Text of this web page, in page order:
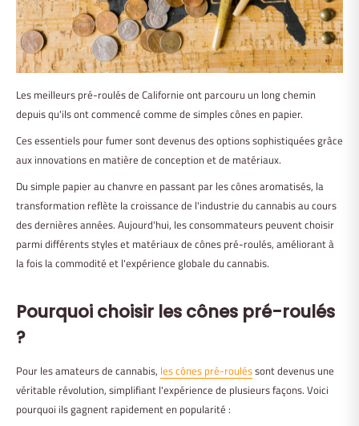
Les meilleurs pré-roulés de Californie ont parcouru un long chemin
depuis qu'ils ont commencé comme de simples cônes en papier.
Ces essentiels pour fumer sont devenus des options sophistiquées grâce
aux innovations en matière de conception et de matériaux.
Du simple papier au chanvre en passant par les cônes aromatisés, la
transformation reflète la croissance de l'industrie du cannabis au cours
des dernières années. Aujourd'hui, les consommateurs peuvent choisir
parmi différents styles et matériaux de cônes pré-roulés, améliorant à
la fois la commodité et l'expérience globale du cannabis.
Pourquoi choisir les cônes pré-roulés
?
Pour les amateurs de cannabis, les cônes pré-rouléssont devenus une
véritable révolution, simplifiant l'expérience de plusieurs façons. Voici
pourquoi ils gagnent rapidement en popularité :